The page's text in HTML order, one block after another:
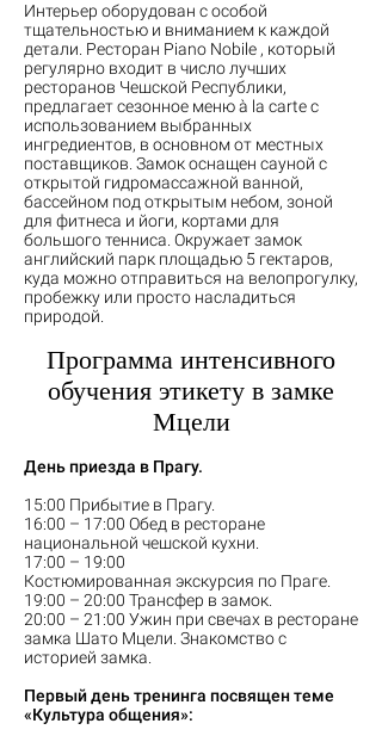
Интерьер оборудован с особой
тщательностью и вниманием к каждой
детали. Ресторан Piano Nobile , который
регулярно входит в число лучших
ресторанов Чешской Республики,
предлагает сезонное меню à la carte с
использованием выбранных
ингредиентов, в основном от местных
поставщиков. Замок оснащен сауной с
открытой гидромассажной ванной,
бассейном под открытым небом, зоной
для фитнеса и йоги, кортами для
большого тенниса. Окружает замок
английский парк площадью 5 гектаров,
куда можно отправиться на велопрогулку,
пробежку или просто насладиться
природой.
Программа интенсивного
обучения этикету в замке
Мцели
День приезда в Прагу.
15:00 Прибытие в Прагу.
16:00 – 17:00 Обед в ресторане
национальной чешской кухни.
17:00 – 19:00
Костюмированная экскурсия по Праге.
19:00 – 20:00 Трансфер в замок​.
20:00 – 21:00 Ужин при свечах в ресторане
замка Шато Мцели. Знакомство с
историей замка.
Первый день тренинга посвящен теме
«Культура общения»: